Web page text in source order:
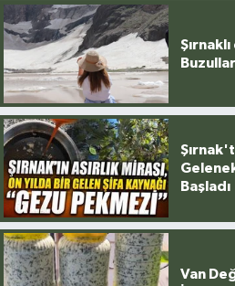
Başladı
Van